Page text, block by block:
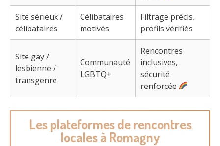
Site sérieux /
célibataires
Célibataires
motivés
Filtrage précis,
profils vérifiés
Site gay /
lesbienne /
transgenre
Communauté
LGBTQ+
Rencontres
inclusives,
sécurité
renforcée
Les plateformes de rencontres
locales à Romagny